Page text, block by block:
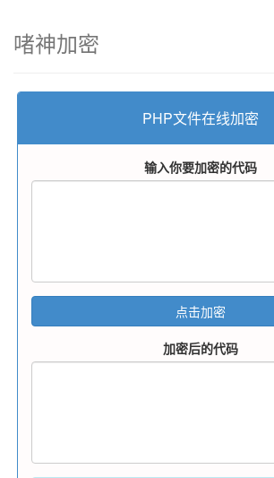
啫神加密
PHP文件在线加密
输入你要加密的代码
加密后的代码